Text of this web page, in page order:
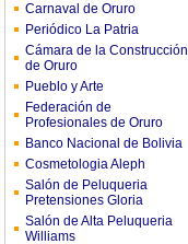
Carnaval de Oruro
Periódico La Patria
Cámara de la Construcción
de Oruro
Pueblo y Arte
Federación de
Profesionales de Oruro
Banco Nacional de Bolivia
Cosmetologia Aleph
Salón de Peluqueria
Pretensiones Gloria
Salón de Alta Peluqueria
Williams